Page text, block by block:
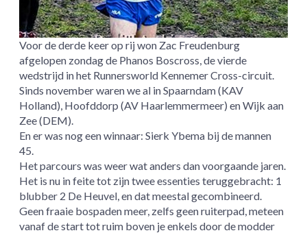
Voor de derde keer op rij won Zac Freudenburg
afgelopen zondag de Phanos Boscross, de vierde
wedstrijd in het Runnersworld Kennemer Cross-circuit.
Sinds november waren we al in Spaarndam (KAV
Holland), Hoofddorp (AV Haarlemmermeer) en Wijk aan
Zee (DEM).
En er was nog een winnaar: Sierk Ybema bij de mannen
45.
Het parcours was weer wat anders dan voorgaande jaren.
Het is nu in feite tot zijn twee essenties teruggebracht: 1
blubber 2 De Heuvel, en dat meestal gecombineerd.
Geen fraaie bospaden meer, zelfs geen ruiterpad, meteen
vanaf de start tot ruim boven je enkels door de modder